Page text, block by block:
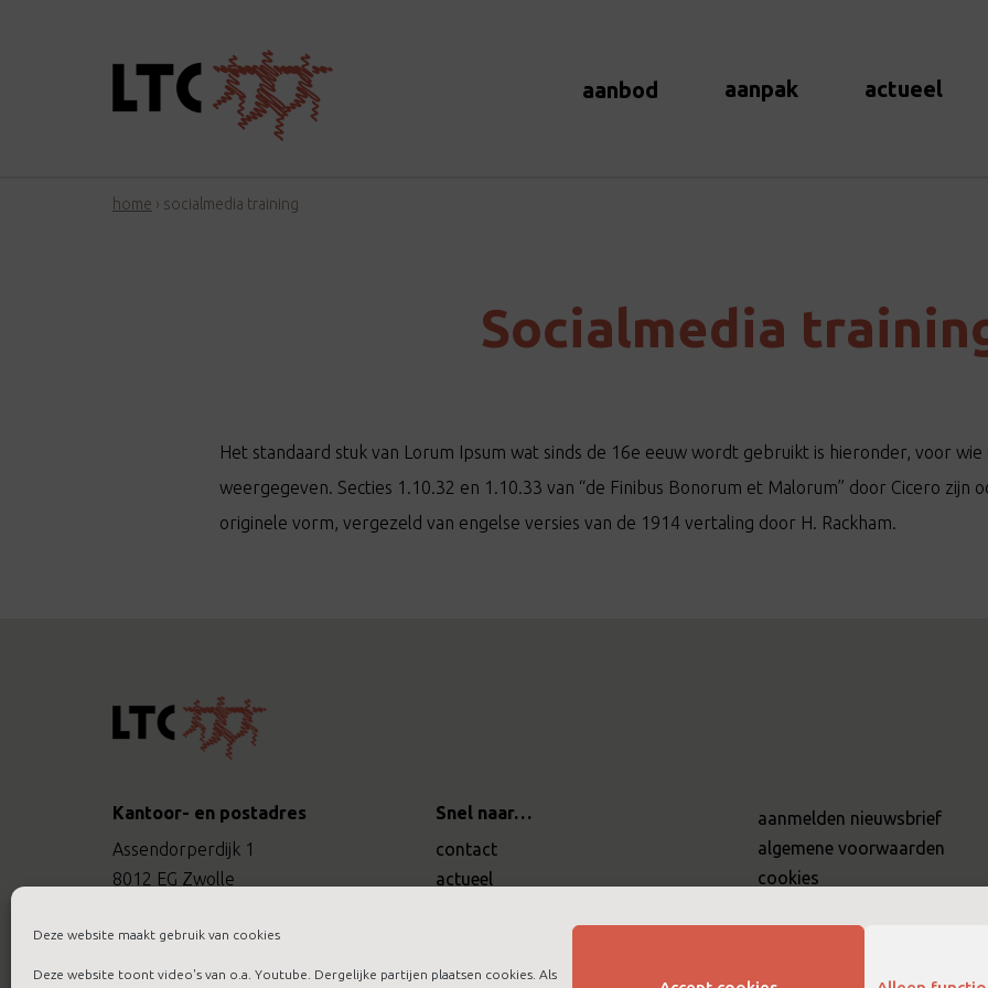
Deze website maakt gebruik van cookies
Deze website toont video's van o.a. Youtube. Dergelijke partijen plaatsen cookies. Als
aanbod aanpak actueel
home › socialmedia training
Socialmedia
Het standaard stuk van Lorum Ipsum wat sinds de 16e eeuw wordt gebruikt is hieronder, voor
weergegeven. Secties 1.10.32 en 1.10.33 van “de Finibus Bonorum et Malorum” door Cicero zijn
originele vorm, vergezeld van engelse versies van de 1914 vertaling door H. Rackham.
Kantoor- en postadres
Assendorperdijk 1
8012 EG Zwolle
Snel naar…
contact
actueel
aanmelden nieuwsbrief
algemene voorwaarden
cookies